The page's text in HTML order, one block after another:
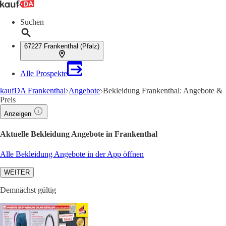
Suchen
67227 Frankenthal (Pfalz)
Alle Prospekte
kaufDA Frankenthal Angebote Bekleidung Frankenthal: Angebote &
Preis
Anzeigen
Aktuelle Bekleidung Angebote in Frankenthal
Alle Bekleidung Angebote in der App öffnen
WEITER
Demnächst gültig